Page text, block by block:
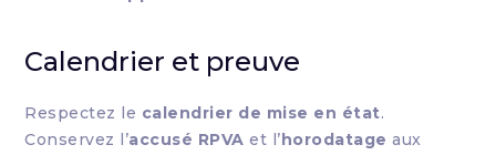
Calendrier et preuve
Respectez le calendrier de mise en état.
Conservez l’accusé RPVA et l’horodatage aux